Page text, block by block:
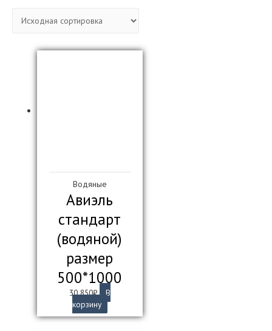
Водяные
Авиэль
стандарт
(водяной)
размер
500*1000
30 850₽
В
корзину